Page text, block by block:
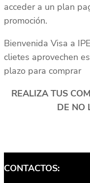
acceder a un plan
promoción.
Bienvenida Visa a
clietes aprovechen
plazo para comprar
REALIZA TUS
DE NO
CONTACTOS: